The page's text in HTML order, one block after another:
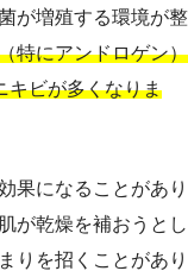
が増殖する環境が整
特にアンドロゲン）
キビが多くなりま
果になることがあり
が乾燥を補おうとし
りを招くことがあり